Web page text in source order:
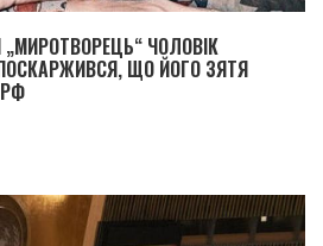
ЧОЛОВIК
ЩО ЙОГО ЗЯТЯ